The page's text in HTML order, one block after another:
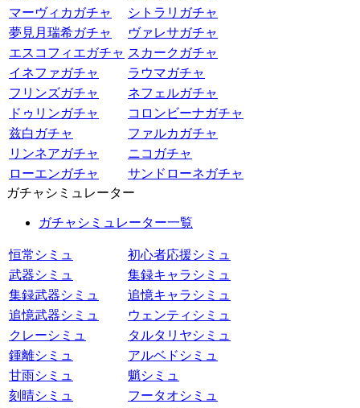
マーヴィカガチャ
シトラリガチャ
夢見月瑞希ガチャ
ヴァレサガチャ
エスコフィエガチャ スカークガチャ
イネファガチャ
ラウマガチャ
フリンズガチャ
ネフェルガチャ
ドゥリンガチャ
コロンビーナガチャ
兹白ガチャ
ファルカガチャ
リンネアガチャ
ニコガチャ
ローエンガチャ
サンドローネガチャ
ガチャシミュレーター
ガチャシミュレーター一覧
恒常シミュ
初心者応援シミュ
武器シミュ
集録キャラシミュ
集録武器シミュ
追憶キャラシミュ
追憶武器シミュ
ウェンティシミュ
クレーシミュ
タルタリヤシミュ
鍾離シミュ
アルベドシミュ
甘雨シミュ
魈シミュ
刻晴シミュ
フータオシミュ